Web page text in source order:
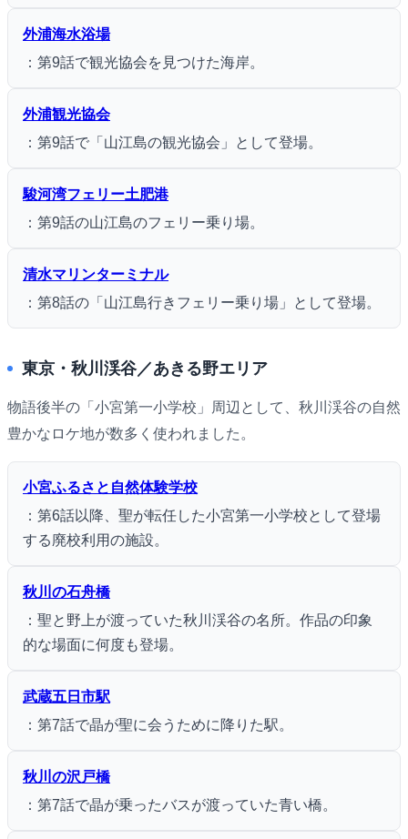
外浦海水浴場
：第9話で観光協会を見つけた海岸。
外浦観光協会
：第9話で「山江島の観光協会」として登場。
駿河湾フェリー土肥港
：第9話の山江島のフェリー乗り場。
清水マリンターミナル
：第8話の「山江島行きフェリー乗り場」として登場。
東京・秋川渓谷／あきる野エリア
物語後半の「小宮第一小学校」周辺として、秋川渓谷の自然
豊かなロケ地が数多く使われました。
小宮ふるさと自然体験学校
：第6話以降、聖が転任した小宮第一小学校として登場
する廃校利用の施設。
秋川の石舟橋
：聖と野上が渡っていた秋川渓谷の名所。作品の印象
的な場面に何度も登場。
武蔵五日市駅
：第7話で晶が聖に会うために降りた駅。
秋川の沢戸橋
：第7話で晶が乗ったバスが渡っていた青い橋。